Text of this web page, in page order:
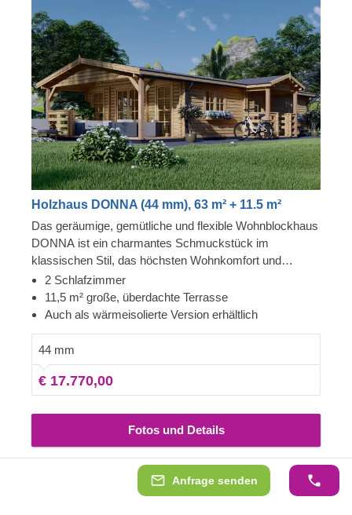
Anfrage senden
Holzhaus DONNA (44 mm), 63 m² + 11.5 m²
Das geräumige, gemütliche und flexible Wohnblockhaus
DONNA ist ein charmantes Schmuckstück im
klassischen Stil, das höchsten Wohnkomfort und
einzigartige architektonische Akzente vereint.
Entdecken Sie die stilvollen Details des Exterieurs, den
funktionalen überdachten Terrassenbereich, die
machen Sie es zu einem Ort, den Sie Ihr Zuhause
nennen. Für besonders hohen Komfort ist auch eine
isolierte Version dieses Modells lieferbar.
2 Schlafzimmer
11,5 m² große, überdachte Terrasse
Auch als wärmeisolierte Version erhältlich
44 mm
€ 17.770,00
Fotos und Details